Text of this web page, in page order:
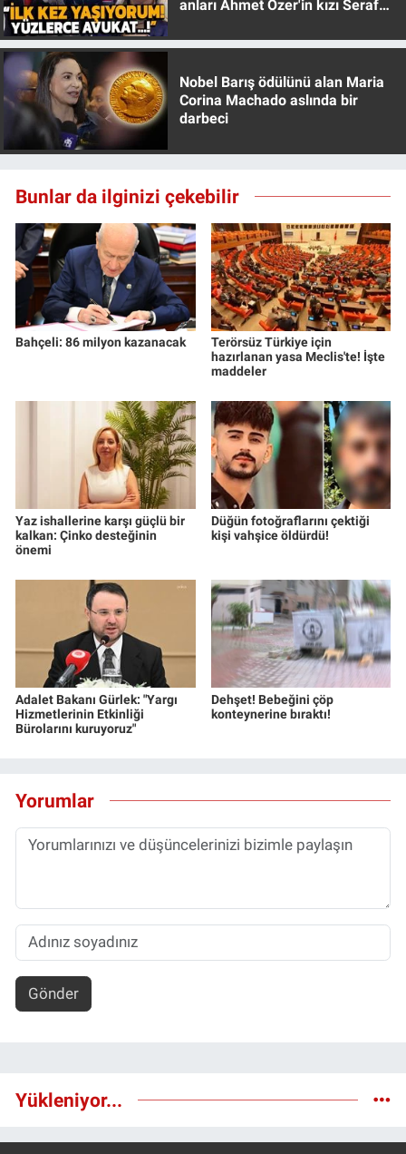
anları Ahmet Özer'in kızı Seraf
Nobel Barış ödülünü alan Maria
Corina Machado aslında bir
darbeci
Bunlar da ilginizi çekebilir
Bahçeli: 86 milyon kazanacak
Terörsüz Türkiye için
hazırlanan yasa Meclis'te! İşte
maddeler
Yaz ishallerine karşı güçlü bir
kalkan: Çinko desteğinin
önemi
Düğün fotoğraflarını çektiği
kişi vahşice öldürdü!
Adalet Bakanı Gürlek: "Yargı
Hizmetlerinin Etkinliği
Bürolarını kuruyoruz"
Dehşet! Bebeğini çöp
konteynerine bıraktı!
Yorumlar
Gönder
Yükleniyor...